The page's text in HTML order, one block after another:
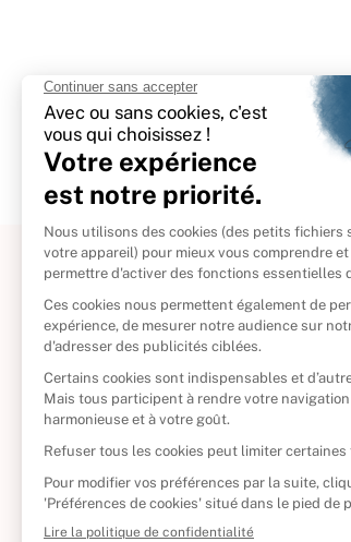
À propos
Politique de retour
Reprendre vos livres
Qui sommes-nous ?
CD d'occasion
DVD d'occasion